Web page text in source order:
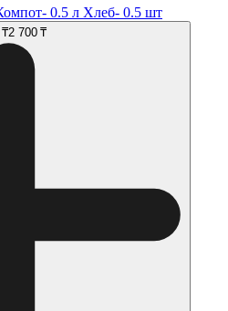
0.5 л Хлеб- 0.5 шт
2 700 ₸